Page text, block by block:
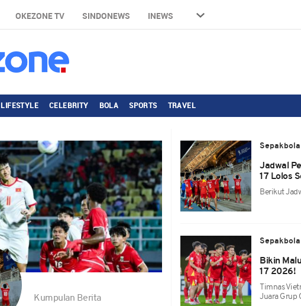
OKEZONE TV SINDONEWS INEWS
LIFESTYLE CELEBRITY BOLA SPORTS TRAVEL
Kumpulan Berita
Jadwal
17 Lolos
Berikut
Bikin
17 2026!
Timnas
Juara Grup